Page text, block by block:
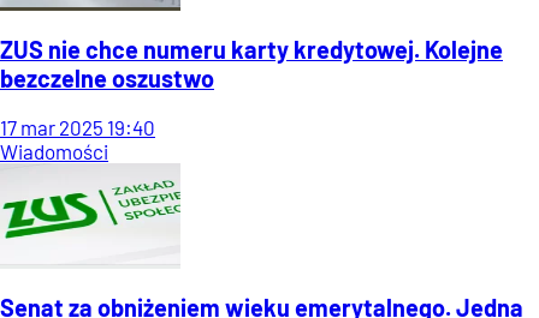
ZUS nie chce numeru karty kredytowej. Kolejne
bezczelne oszustwo
17 mar 2025 19:40
Wiadomości
Senat za obniżeniem wieku emerytalnego. Jedna